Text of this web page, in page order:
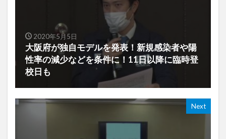
2020年5月5日
大阪府が独自モデルを発表！新規感染者や陽
性率の減少などを条件に！11日以降に臨時登
校日も
Next